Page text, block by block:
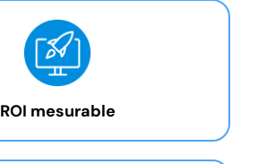
ROI mesurable